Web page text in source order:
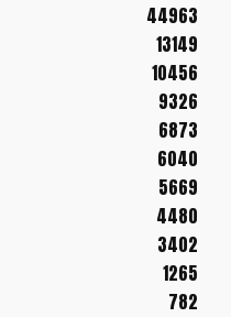
44963
13149
10456
9326
6873
6040
5669
4480
3402
1265
782